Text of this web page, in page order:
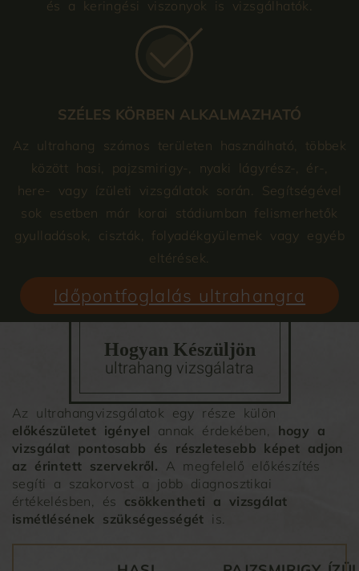
és a keringési viszonyok is vizsgálhatók.
SZÉLES KÖRBEN ALKALMAZHATÓ
Az ultrahang számos területen használható, többek
között hasi, pajzsmirigy-, nyaki lágyrész-, ér-,
here- vagy ízületi vizsgálatok során. Segítségével
sok esetben már korai stádiumban felismerhetők
gyulladások, ciszták, folyadékgyülemek vagy egyéb
eltérések.
Időpontfoglalás ultrahangra
Hogyan Készüljön
ultrahang vizsgálatra
Az ultrahangvizsgálatok egy része külön
előkészületet igényel annak érdekében, hogy a
vizsgálat pontosabb és részletesebb képet adjon
az érintett szervekről. A megfelelő előkészítés
segíti a szakorvost a jobb diagnosztikai
értékelésben, és csökkentheti a vizsgálat
ismétlésének szükségességét is.